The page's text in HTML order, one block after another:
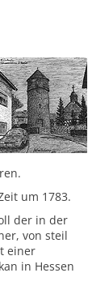
um 1783.
der in der
von steil
einer
in Hessen